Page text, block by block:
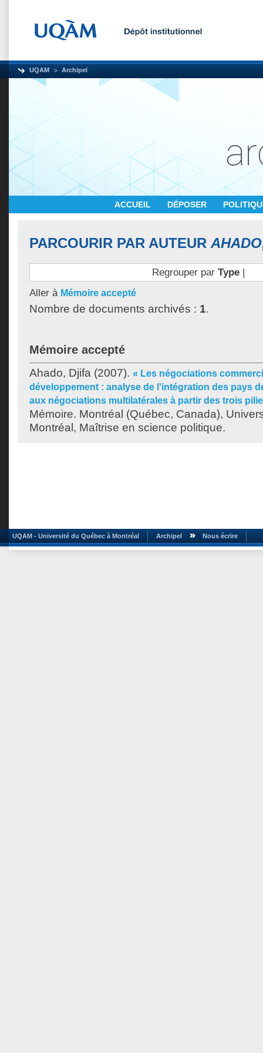
UQAM Archipel
ACCUEIL DÉPOSER
PARCOURIR PAR AUTEUR
Regrouper par Type|
Aller à Mémoire accepté
Nombre de documents archivés : 1.
Mémoire accepté
Ahado, Djifa (2007). « Les négociations
développement : analyse de l'intégration des pays
aux négociations multilatérales à partir des trois
Mémoire. Montréal (Québec, Canada),
Montréal, Maîtrise en science politique.
UQAM - Université du Québec à Montréal Archipel Nous écrire